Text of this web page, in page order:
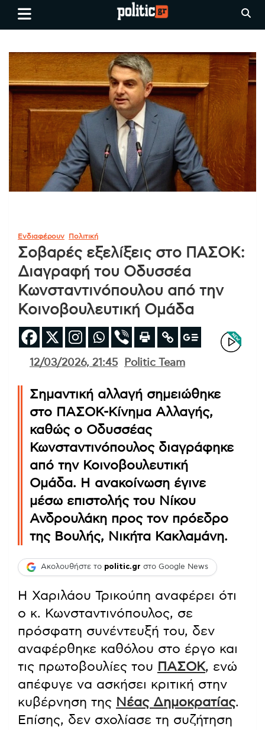
Skip
Ειδήσεις απο τη
Θεσσαλονίκη, την Ελλάδα και
όλο τον Κόσμο
politic.gr
Ενδιαφέρουν Πολιτική
Σοβαρές εξελίξεις στο ΠΑΣΟΚ:
Διαγραφή του Οδυσσέα
Κωνσταντινόπουλου από την
Κοινοβουλευτική Ομάδα
12/03/2026, 21:45 Politic Team
Σημαντική αλλαγή σημειώθηκε
στο ΠΑΣΟΚ-Κίνημα Αλλαγής,
καθώς ο Οδυσσέας
Κωνσταντινόπουλος διαγράφηκε
από την Κοινοβουλευτική
Ομάδα. Η ανακοίνωση έγινε
μέσω επιστολής του Νίκου
Ανδρουλάκη προς τον πρόεδρο
της Βουλής, Νικήτα Κακλαμάνη.
Ακολουθήστε το politic.gr στο Google News
Η Χαριλάου Τρικούπη αναφέρει ότι
ο κ. Κωνσταντινόπουλος, σε
πρόσφατη συνέντευξή του, δεν
αναφέρθηκε καθόλου στο έργο και
τις πρωτοβουλίες του ΠΑΣΟΚ, ενώ
απέφυγε να ασκήσει κριτική στην
κυβέρνηση της Νέας Δημοκρατίας.
Επίσης, δεν σχολίασε τη συζήτηση